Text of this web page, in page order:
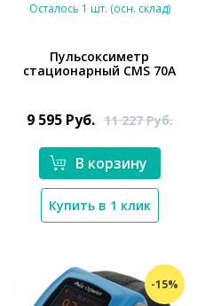
Осталось 1 шт. (осн. склад)
Пульсоксиметр
стационарный CMS 70A
9 595 Руб. 11 227Руб.
В корзину
Купить в 1 клик
-15%